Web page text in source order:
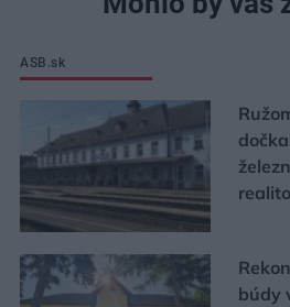
ASB.sk
búdy